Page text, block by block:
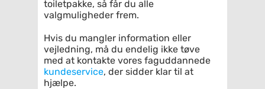
toiletpakke, så får du alle
valgmuligheder frem.
Hvis du mangler information eller
vejledning, må du endelig ikke tøve
med at kontakte vores faguddannede
kundeservice, der sidder klar til at
hjælpe.